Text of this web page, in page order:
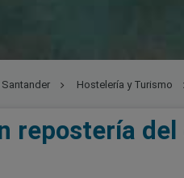
Hostelería y Turismo
repostería